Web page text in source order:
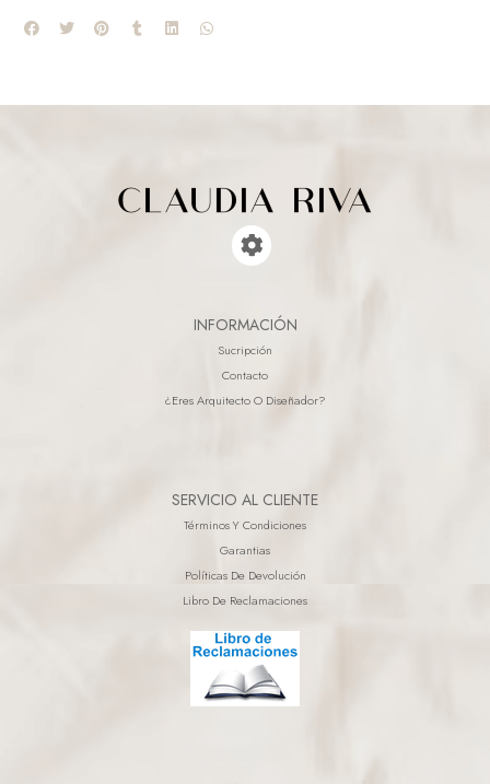
INFORMACIÓN
Sucripción
Contacto
¿eres Arquitecto O Diseñador?
SERVICIO AL CLIENTE
Términos Y Condiciones
Garantias
Políticas De Devolución
Libro De Reclamaciones